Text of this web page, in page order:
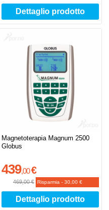
Dettaglio prodotto
Magnetoterapia Magnum 2500
Globus
439,00€
469,00 € Risparmia -30,00 €
Dettaglio prodotto